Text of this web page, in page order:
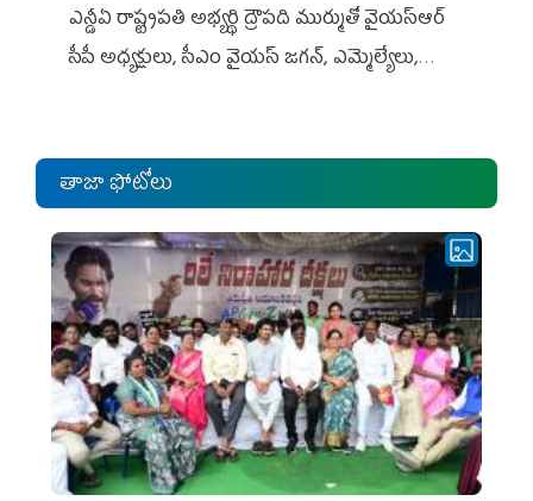
ఎన్డీఏ రాష్ట్ర‌ప‌తి అభ్య‌ర్థి ద్రౌప‌ది ముర్ముతో వైయ‌స్ఆర్
సీపీ అధ్య‌క్షులు, సీఎం వైయ‌స్ జ‌గ‌న్, ఎమ్మెల్యేలు,
తాజా ఫోటోలు